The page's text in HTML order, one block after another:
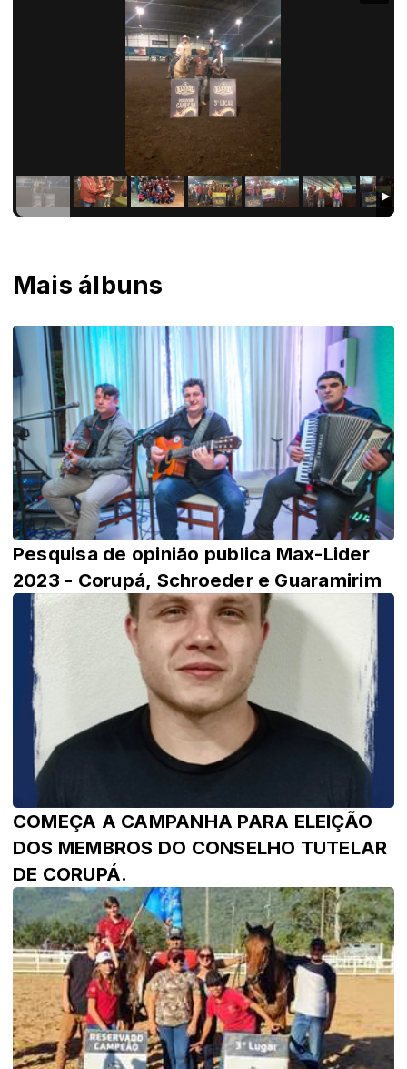
Mais álbuns
Pesquisa de opinião publica Max-Lider
2023 - Corupá, Schroeder e Guaramirim
COMEÇA A CAMPANHA PARA ELEIÇÃO
DOS MEMBROS DO CONSELHO TUTELAR
DE CORUPÁ.